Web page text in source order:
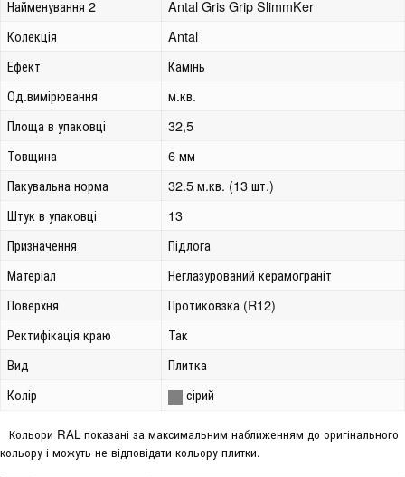
Найменування 2
Antal Gris Grip SlimmKer
Колекція
Antal
Ефект
Камінь
Од.вимірювання
м.кв.
Площа в упаковці
32,5
Товщина
6 мм
Пакувальна норма
32.5 м.кв. (13 шт.)
Штук в упаковці
13
Призначення
Підлога
Матеріал
Неглазурований керамограніт
Поверхня
Протиковзка (R12)
Ректифікація краю
Так
Вид
Плитка
Колір
сірий
Кольори RAL показані за максимальним наближенням до оригінального
кольору і можуть не відповідати кольору плитки.